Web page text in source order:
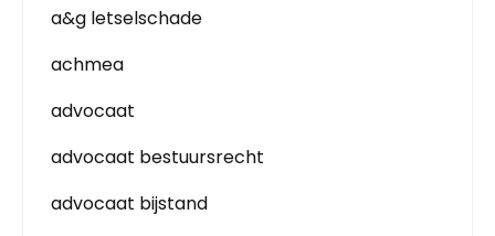
a&g letselschade
achmea
advocaat
advocaat bestuursrecht
advocaat bijstand